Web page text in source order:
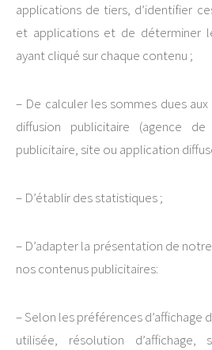
applications de tiers, d’identifier
et applications et de déterminer
ayant cliqué sur chaque contenu ;
– De calculer les sommes dues
diffusion publicitaire (agence
publicitaire, site ou application
– D’établir des statistiques ;
– D’adapter la présentation de
nos contenus publicitaires:
– Selon les préférences d’affichage
utilisée, résolution d’affichage,